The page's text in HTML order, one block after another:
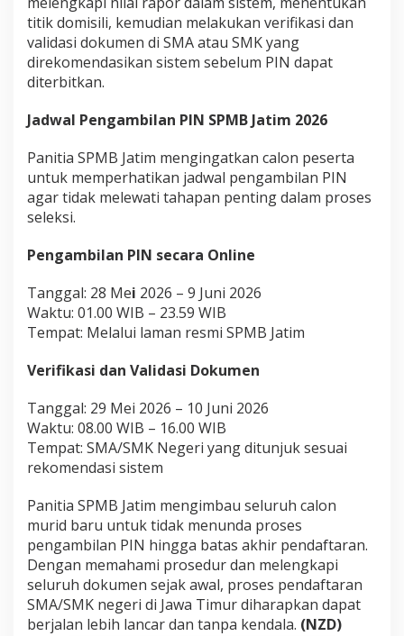
titik domisili, kemudian melakukan verifikasi dan
validasi dokumen di SMA atau SMK yang
direkomendasikan sistem sebelum PIN dapat
diterbitkan.
Jadwal Pengambilan PIN SPMB Jatim 2026
Panitia SPMB Jatim mengingatkan calon peserta
untuk memperhatikan jadwal pengambilan PIN
agar tidak melewati tahapan penting dalam proses
seleksi.
Pengambilan PIN secara Online
Tanggal: 28 Mei 2026 – 9 Juni 2026
Waktu: 01.00 WIB – 23.59 WIB
Tempat: Melalui laman resmi SPMB Jatim
Verifikasi dan Validasi Dokumen
Tanggal: 29 Mei 2026 – 10 Juni 2026
Waktu: 08.00 WIB – 16.00 WIB
Tempat: SMA/SMK Negeri yang ditunjuk sesuai
rekomendasi sistem
Panitia SPMB Jatim mengimbau seluruh calon
murid baru untuk tidak menunda proses
pengambilan PIN hingga batas akhir pendaftaran.
Dengan memahami prosedur dan melengkapi
seluruh dokumen sejak awal, proses pendaftaran
SMA/SMK negeri di Jawa Timur diharapkan dapat
berjalan lebih lancar dan tanpa kendala. (NZD)